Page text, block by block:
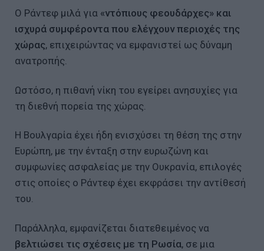
Ο Ράντεφ μιλά για «ντόπιους φεουδάρχες» και
ισχυρά συμφέροντα που ελέγχουν περιοχές της
χώρας, επιχειρώντας να εμφανιστεί ως δύναμη
ανατροπής.
Ωστόσο, η πιθανή νίκη του εγείρει ανησυχίες για
τη διεθνή πορεία της χώρας.
Η Βουλγαρία έχει ήδη ενισχύσει τη θέση της στην
Ευρώπη, με την ένταξη στην ευρωζώνη και
συμφωνίες ασφαλείας με την Ουκρανία, επιλογές
στις οποίες ο Ράντεφ έχει εκφράσει την αντίθεσή
του.
Παράλληλα, εμφανίζεται διατεθειμένος να
βελτιώσει τις σχέσεις με τη Ρωσία, σε μια